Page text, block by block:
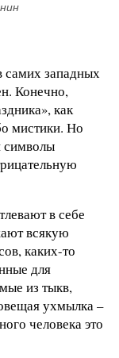
самих западных
Конечно,
как
мистики. Но
символы
в себе
всякую
каких-то
для
из тыкв,
ухмылка –
человека это